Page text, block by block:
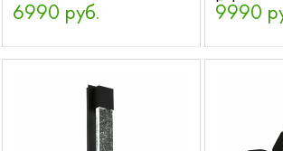
6990 руб.
Eglo
9990